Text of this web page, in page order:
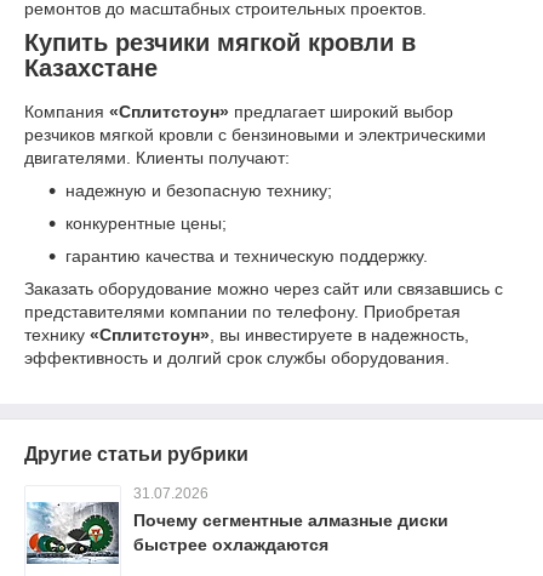
ремонтов до масштабных строительных проектов.
Купить резчики мягкой кровли в
Казахстане
Компания «Сплитстоун» предлагает широкий выбор
резчиков мягкой кровли с бензиновыми и электрическими
двигателями. Клиенты получают:
надежную и безопасную технику;
конкурентные цены;
гарантию качества и техническую поддержку.
Заказать оборудование можно через сайт или связавшись с
представителями компании по телефону. Приобретая
технику «Сплитстоун» , вы инвестируете в надежность,
эффективность и долгий срок службы оборудования.
Другие статьи рубрики
31.07.2026
Почему сегментные алмазные диски
быстрее охлаждаются